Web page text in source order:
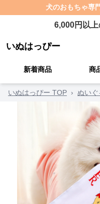
犬のおもちゃ専
6,000円以
いぬはっぴー
新着商品 商
いぬはっぴー TOP › ぬいぐ